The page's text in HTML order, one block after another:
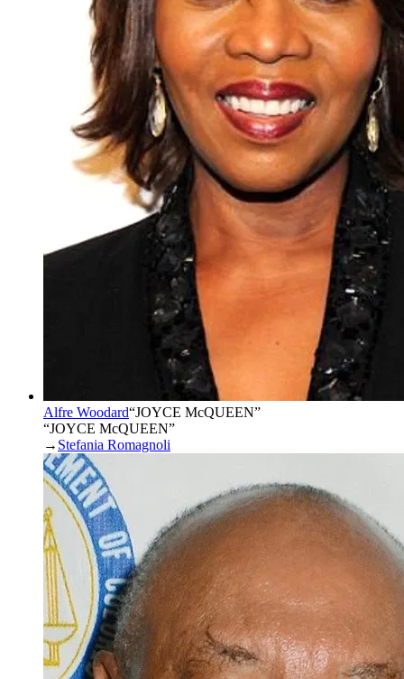
Alfre Woodard“JOYCE McQUEEN”
“JOYCE McQUEEN”
→ Stefania Romagnoli